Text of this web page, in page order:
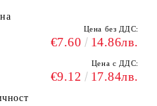
Цена без ДДС:
€7.60 14.86лв.
Цена с ДДС:
€9.12 17.84лв.